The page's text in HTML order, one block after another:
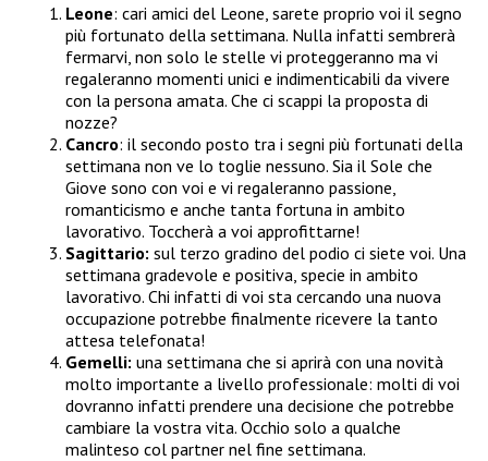
Leone: cari amici del Leone, sarete proprio voi il segno
più fortunato della settimana. Nulla infatti sembrerà
fermarvi, non solo le stelle vi proteggeranno ma vi
regaleranno momenti unici e indimenticabili da vivere
con la persona amata. Che ci scappi la proposta di
nozze?
Cancro: il secondo posto tra i segni più fortunati della
settimana non ve lo toglie nessuno. Sia il Sole che
Giove sono con voi e vi regaleranno passione,
romanticismo e anche tanta fortuna in ambito
lavorativo. Toccherà a voi approfittarne!
Sagittario: sul terzo gradino del podio ci siete voi. Una
settimana gradevole e positiva, specie in ambito
lavorativo. Chi infatti di voi sta cercando una nuova
occupazione potrebbe finalmente ricevere la tanto
attesa telefonata!
Gemelli: una settimana che si aprirà con una novità
molto importante a livello professionale: molti di voi
dovranno infatti prendere una decisione che potrebbe
cambiare la vostra vita. Occhio solo a qualche
malinteso col partner nel fine settimana.